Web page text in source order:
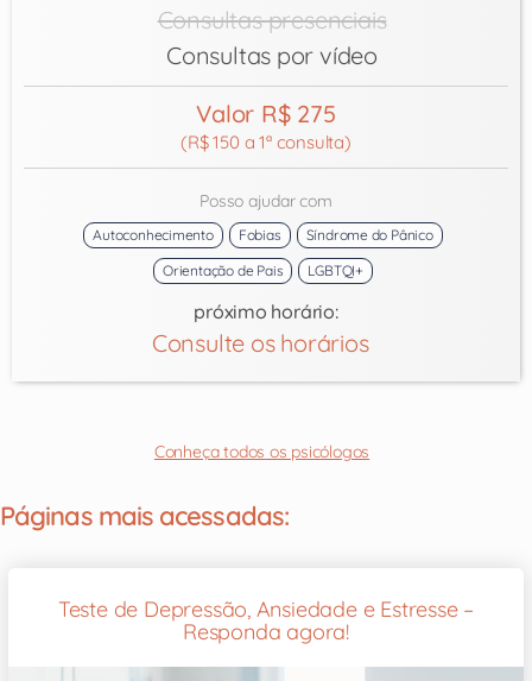
Consultas presenciais
Consultas por vídeo
Valor R$ 275
(R$ 150 a 1ª consulta)
Posso ajudar com
Autoconhecimento Fobias
Síndrome do Pânico
Orientação de Pais
LGBTQI+
próximo horário:
Consulte os horários
Conheça todos os psicólogos
Páginas mais acessadas:
Teste de Depressão, Ansiedade e Estresse –
Responda agora!